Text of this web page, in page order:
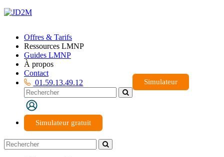
Offres & Tarifs
Ressources LMNP
Guides LMNP
À propos
Contact
01.59.13.49.12
Simulateur gratuit
Simulateur